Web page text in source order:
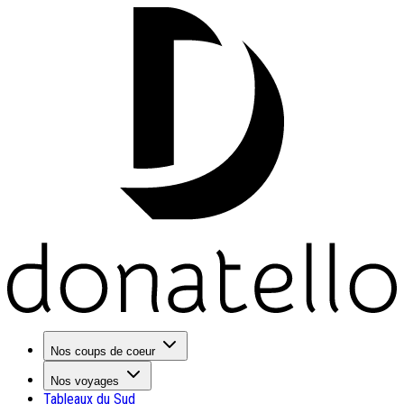
Nos coups de coeur
Nos voyages
Tableaux du Sud